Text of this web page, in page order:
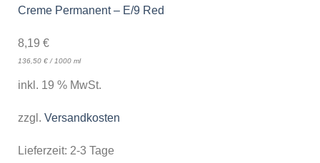
Creme Permanent – E/9 Red
8,19 €
136,50 €/ 1000 ml
inkl. 19 % MwSt.
zzgl. Versandkosten
Lieferzeit: 2-3 Tage